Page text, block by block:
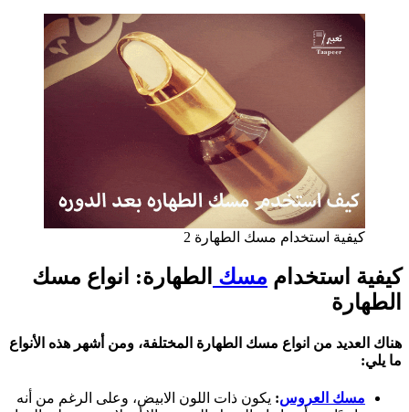
كيفية استخدام مسك الطهارة 2
كيفية استخدام مسك الطهارة:
انواع مسك
الطهارة
هناك العديد من انواع مسك الطهارة المختلفة، ومن أشهر هذه الأنواع
ما يلي:
مسك العروس: يكون ذات اللون الابيض، وعلى الرغم من أنه